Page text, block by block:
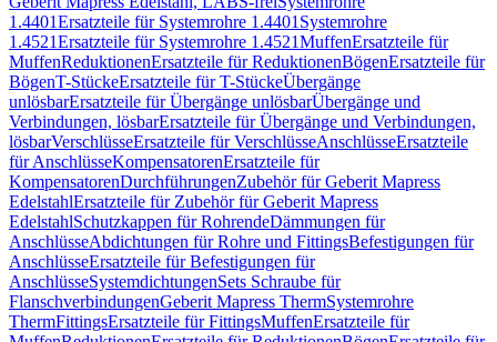
1.4401Ersatzteile für Systemrohre 1.4401 Systemrohre
1.4521Ersatzteile für Systemrohre 1.4521MuffenErsatzteile für
MuffenReduktionenErsatzteile für ReduktionenBögenErsatzteile für
BögenT-StückeErsatzteile für T-StückeÜbergänge
unlösbarErsatzteile für Übergänge unlösbarÜbergänge und
Verbindungen, lösbarErsatzteile für Übergänge und Verbindungen,
lösbarVerschlüsseErsatzteile für VerschlüsseAnschlüsseErsatzteile
für AnschlüsseKompensatorenErsatzteile für
KompensatorenDurchführungenZubehör für Geberit Mapress
EdelstahlErsatzteile für Zubehör für Geberit Mapress
EdelstahlSchutzkappen für RohrendeDämmungen für
AnschlüsseAbdichtungen für Rohre und FittingsBefestigungen für
AnschlüsseErsatzteile für Befestigungen für
AnschlüsseSystemdichtungenSets Schraube für
FlanschverbindungenGeberit Mapress ThermSystemrohre
ThermFittingsErsatzteile für FittingsMuffenErsatzteile für